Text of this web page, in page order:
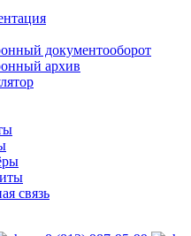
документооборот
архив
связь